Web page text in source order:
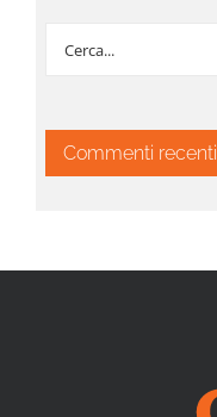
Cerca
Commenti recenti